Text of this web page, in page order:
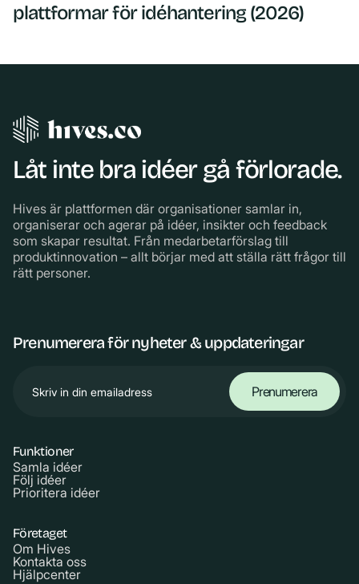
plattformar för idéhantering (2026)
Låt inte bra idéer gå förlorade.
Hives är plattformen där organisationer samlar in,
organiserar och agerar på idéer, insikter och feedback
som skapar resultat. Från medarbetarförslag till
produktinnovation – allt börjar med att ställa rätt frågor till
rätt personer.
Prenumerera för nyheter & uppdateringar
Funktioner
Samla idéer
Följ idéer
Prioritera idéer
Företaget
Om Hives
Kontakta oss
Hjälpcenter